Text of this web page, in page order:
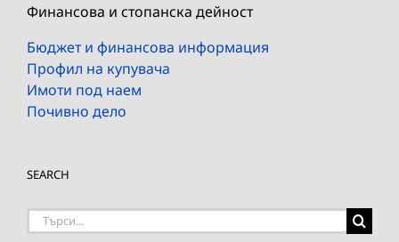
Финансова и стопанска дейност
Бюджет и финансова информация
Профил на купувача
Имоти под наем
Почивно дело
SEARCH
Търсене